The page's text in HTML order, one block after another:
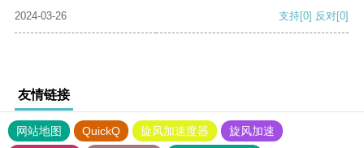
2024-03-26
支持[0] 反对[0]
友情链接
网站地图 QuickQ 旋风加速度器
旋风加速